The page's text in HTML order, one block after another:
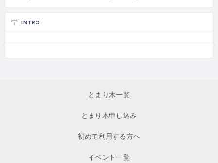
INTRO
とまり木一覧
とまり木申し込み
初めて利用する方へ
イベント一覧